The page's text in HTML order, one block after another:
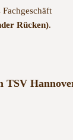
Rücken)
TSV Hannover